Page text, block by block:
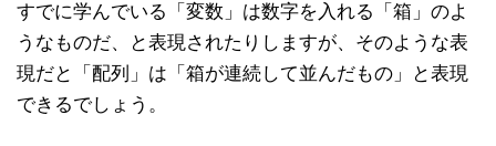
すでに学んでいる「変数」は数字を入れる「箱」のよ
うなものだ、と表現されたりしますが、そのような表
現だと「配列」は「箱が連続して並んだもの」と表現
できるでしょう。